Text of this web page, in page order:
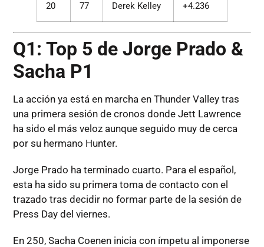
20 77 Derek Kelley +4.236
Q1: Top 5 de Jorge Prado &
Sacha P1
La acción ya está en marcha en Thunder Valley tras
una primera sesión de cronos donde Jett Lawrence
ha sido el más veloz aunque seguido muy de cerca
por su hermano Hunter.
Jorge Prado ha terminado cuarto. Para el español,
esta ha sido su primera toma de contacto con el
trazado tras decidir no formar parte de la sesión de
Press Day del viernes.
En 250, Sacha Coenen inicia con ímpetu al imponerse